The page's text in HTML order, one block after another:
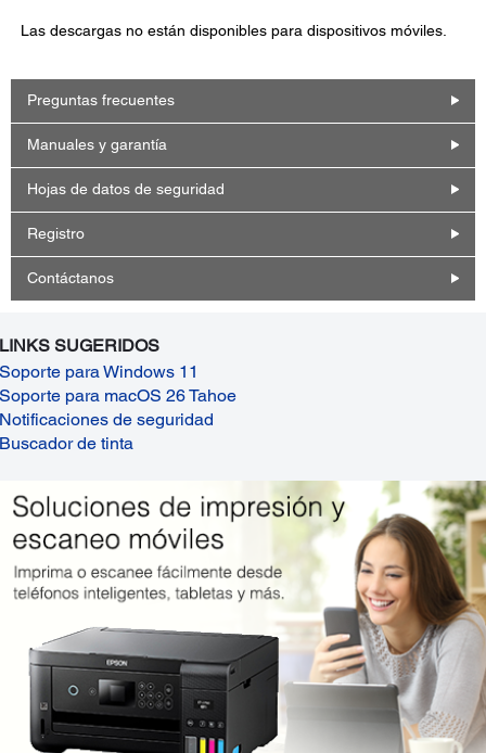
Las descargas no están disponibles para dispositivos móviles.
Preguntas frecuentes
Manuales y garantía
Hojas de datos de seguridad
Registro
Contáctanos
LINKS SUGERIDOS
Soporte para Windows 11
Soporte para macOS 26 Tahoe
Notificaciones de seguridad
Buscador de tinta